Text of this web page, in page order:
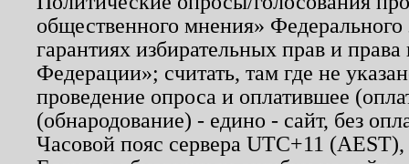
общественного мнения»
гарантиях избирательных прав и
Федерации»; считать, там где не
проведение опроса и оплатившее
(обнародование) - едино - сайт, без
Часовой пояс сервера UTC+11